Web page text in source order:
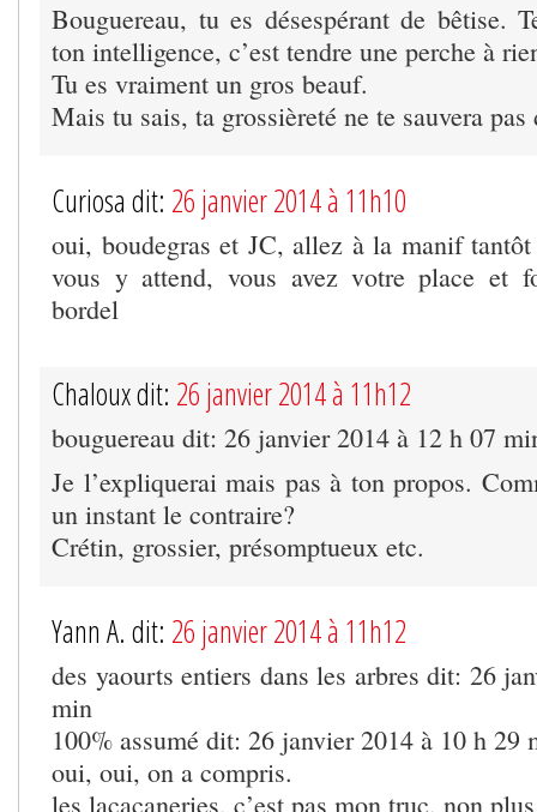
Bouguereau, tu es désespérant de bêtise.
ton intelligence, c’est tendre une perche à
Tu es vraiment un gros beauf.
Mais tu sais, ta grossièreté ne te sauvera pas
Curiosa dit: 26 janvier 2014 à 11h10
oui, boudegras et JC, allez à la manif
vous y attend, vous avez votre place et
bordel
Chaloux dit: 26 janvier 2014 à 11h12
bouguereau dit: 26 janvier 2014 à 12 h 07
Je l’expliquerai mais pas à ton propos.
un instant le contraire?
Crétin, grossier, présomptueux etc.
Yann A. dit: 26 janvier 2014 à 11h12
des yaourts entiers dans les arbres dit: 26
min
100% assumé dit: 26 janvier 2014 à 10 h 29
oui, oui, on a compris.
les lacacaneries, c’est pas mon truc, non